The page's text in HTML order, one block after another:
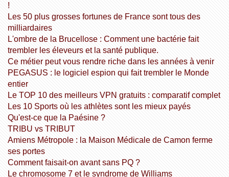
!
Les 50 plus grosses fortunes de France sont tous des
milliardaires
L'ombre de la Brucellose : Comment une bactérie fait
trembler les éleveurs et la santé publique.
Ce métier peut vous rendre riche dans les années à venir
PEGASUS : le logiciel espion qui fait trembler le Monde
entier
Le TOP 10 des meilleurs VPN gratuits : comparatif complet
Les 10 Sports où les athlètes sont les mieux payés
Qu'est-ce que la Paésine ?
TRIBU vs TRIBUT
Amiens Métropole : la Maison Médicale de Camon ferme
ses portes
Comment faisait-on avant sans PQ ?
Le chromosome 7 et le syndrome de Williams